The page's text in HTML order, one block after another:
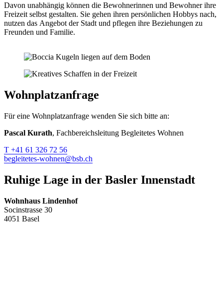
Davon unabhängig können die Bewohnerinnen und Bewohner ihre
Freizeit selbst gestalten. Sie gehen ihren persönlichen Hobbys nach,
nutzen das Angebot der Stadt und pflegen ihre Beziehungen zu
Freunden und Familie.
Wohnplatzanfrage
Für eine Wohnplatzanfrage wenden Sie sich bitte an:
Pascal Kurath, Fachbereichsleitung Begleitetes Wohnen
T +41 61 326 72 56
begleitetes-wohnen@bsb.ch
Ruhige Lage in der Basler Innenstadt
Wohnhaus Lindenhof
Socinstrasse 30
4051 Basel